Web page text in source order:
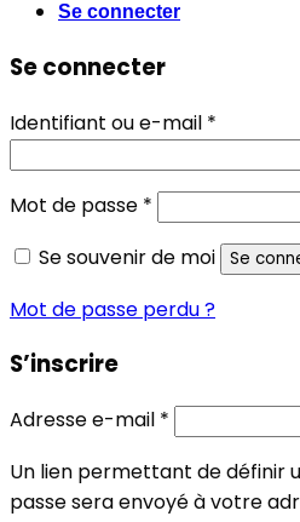
Se connecter
Se connecter
Identifiant ou e-mail *
Mot de passe *
Se souvenir de moi
Se
Mot de passe perdu ?
S’inscrire
Adresse e-mail *
Un lien permettant de définir
passe sera envoyé à votre